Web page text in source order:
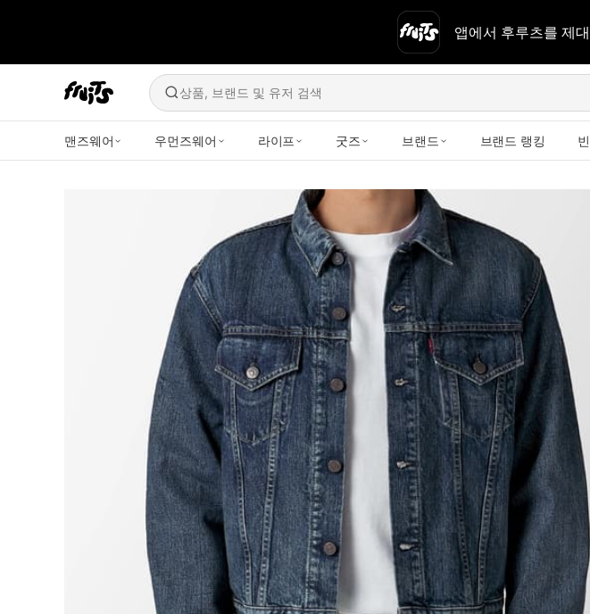
앱에서 후루츠를 제
상품, 브랜드 및 유저 검색
맨즈웨어 우먼즈웨어 라이프 굿즈 브랜드 브랜드 랭킹